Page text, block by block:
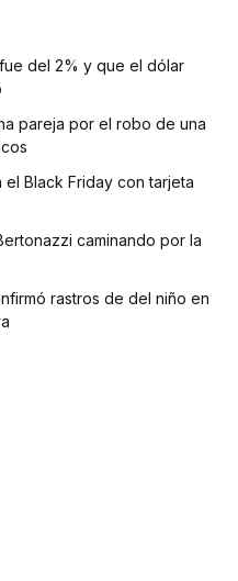
del 2% y que el dólar
pareja por el robo de una
Black Friday con tarjeta
caminando por la
rastros de del niño en